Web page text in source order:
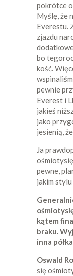
pokrótce
Myślę, że
Everestu.
zjazdu
bo
kość.
pewnie
Everest i
jakieś
jako
jesienią,
Ja
pewne,
jakim stylu
kątem
braku.
inna
Oswald
się